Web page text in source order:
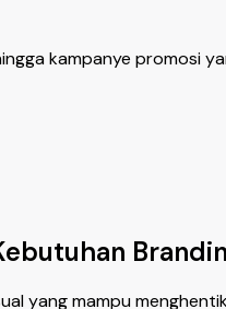
kampanye promosi
yang mampu